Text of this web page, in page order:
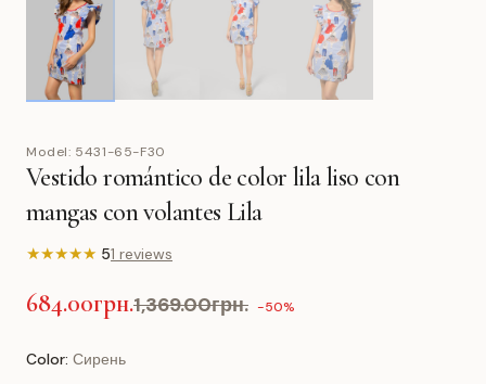
Model: 5431-65-F30
Vestido romántico de color lila liso con
mangas con volantes Lila
★★★★★ 51 reviews
684.00грн.1,369.00грн. -50%
Color: Сирень